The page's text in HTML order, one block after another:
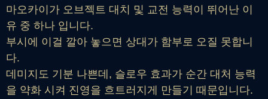
마오카이가 오브젝트 대치 및 교전 능력이 뛰어난 이
유 중 하나 입니다.
부시에 이걸 깔아 놓으면 상대가 함부로 오질 못합니
다.
데미지도 기분 나쁜데, 슬로우 효과가 순간 대처 능력
을 약화 시켜 진영을 흐트러지게 만들기 때문입니다.